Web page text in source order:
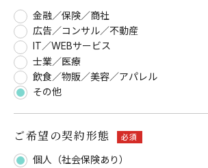
金融／保険／商社
広告／コンサル／不動産
IT／WEBサービス
士業／医療
飲食／物販／美容／アパレル
その他
ご希望の契約形態 必須
個人（社会保険あり）